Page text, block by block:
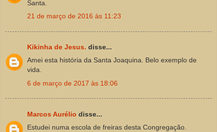
Santa.
21 de março de 2016 às 11:23
Kikinha de Jesus. disse...
Amei esta história da Santa Joaquina. Belo exemplo de
vida.
6 de março de 2017 às 18:06
Marcos Aurélio disse...
Estudei numa escola de freiras desta Congregação.